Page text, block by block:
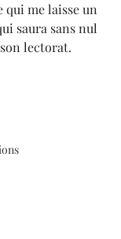
qui me laisse un
saura sans nul
lectorat.